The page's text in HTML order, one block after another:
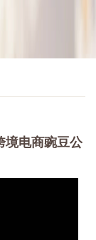
境电商豌豆公